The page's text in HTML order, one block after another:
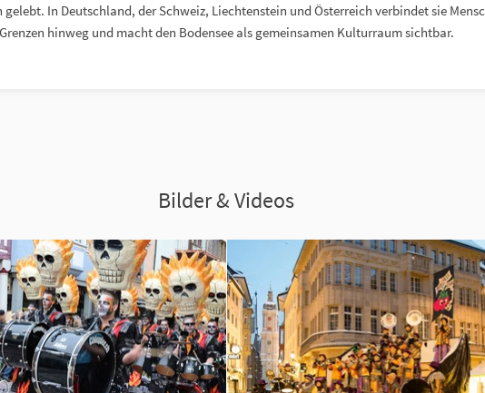
In Deutschland, der Schweiz, Liechtenstein und Österreich verbindet sie
Grenzen hinweg und macht den Bodensee als gemeinsamen Kulturraum sichtbar.
Bilder & Videos